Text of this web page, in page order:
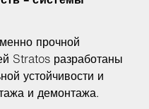
прочной
Stratos разработаны
устойчивости и
и демонтажа.